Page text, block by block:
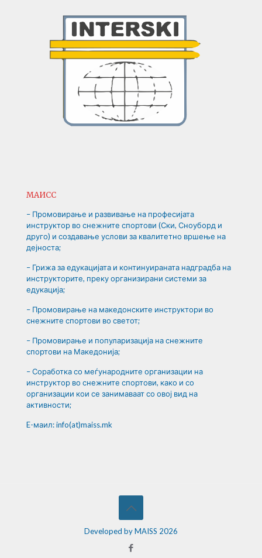
МАИСС
– Промовирање и развивање на професијата
инструктор во снежните спортови (Ски, Сноуборд и
друго) и создавање услови за квалитетно вршење на
дејноста;
– Грижа за едукацијата и континуираната надградба на
инструкторите, преку организирани системи за
едукација;
– Промовирање на македонските инструктори во
снежните спортови во светот;
– Промовирање и популаризација на снежните
спортови на Македонија;
– Соработка со меѓународните организации на
инструктор во снежните спортови, како и со
организации кои се занимаваат со овој вид на
активности;
E-маил: info(at)maiss.mk
Developed by MAISS 2026